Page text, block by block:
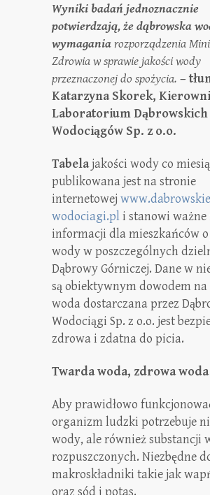
Wyniki badań jednoznacznie
potwierdzają, że dąbrowska
wymaganiarozporządzenia
Zdrowiaw sprawie jakości wody
przeznaczonej do spożycia. –
Katarzyna Skorek,
Laboratorium Dąbrowskich
Wodociągów Sp. z o.o.
Tabelajakości wody co
publikowana jest na stronie
internetowej
wodociagi.pli stanowi ważne
informacji dla mieszkańców o
wody w poszczególnych
Dąbrowy Górniczej. Dane w
są obiektywnym dowodem na
woda dostarczana przez
Wodociągi Sp. z o.o. jest
zdrowa i zdatna do picia.
Twarda woda, zdrowa woda
Aby prawidłowo
organizm ludzki potrzebuje
wody, ale również substancji
rozpuszczonych. Niezbędne
makroskładniki takie jak
oraz sód i potas.